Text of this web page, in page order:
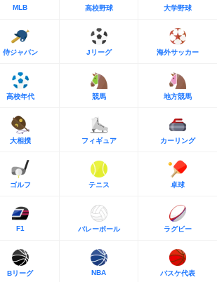
MLB 高校野球 大学野球
侍ジャパン Jリーグ 海外サッカー
高校年代 競馬 地方競馬
大相撲 フィギュア カーリング
ゴルフ テニス 卓球
F1 バレーボール ラグビー
Bリーグ NBA バスケ代表